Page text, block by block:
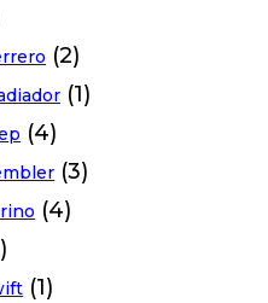
(2)
(1)
(4)
(3)
(4)
(1)